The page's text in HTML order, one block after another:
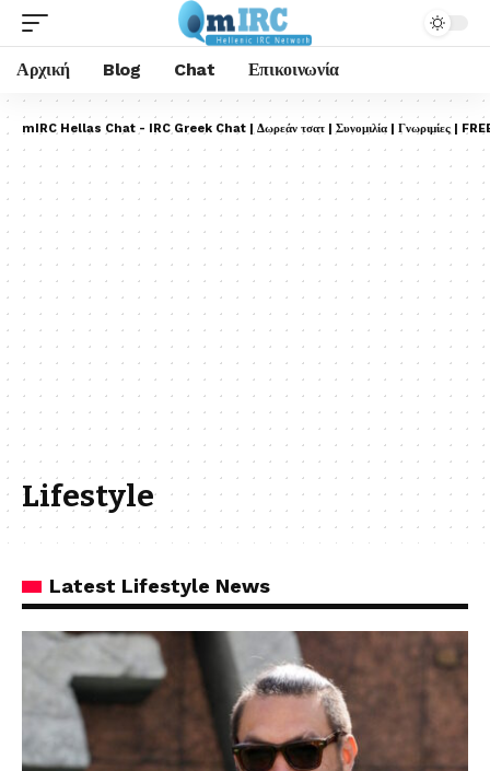
Αρχική Blog Chat Επικοινωνία
mIRC Hellas Chat - IRC Greek Chat | Δωρεάν τσατ | Συνομιλία | Γνωριμίες |
Lifestyle
Latest Lifestyle News